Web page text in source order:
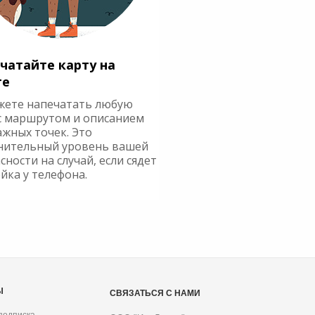
карту на
напечатать любую
маршрутом и описанием
точек. Это
уровень вашей
на случай, если сядет
у телефона.
СВЯЗАТЬСЯ С НАМИ